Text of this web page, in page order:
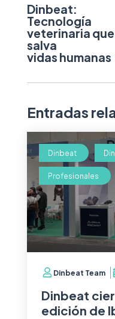
Dinbeat:
Tecnología
veterinaria que
salva
vidas humanas
Entradas
Dinbeat Team
Dinbeat
edición de
Dinbeat
Profesionales